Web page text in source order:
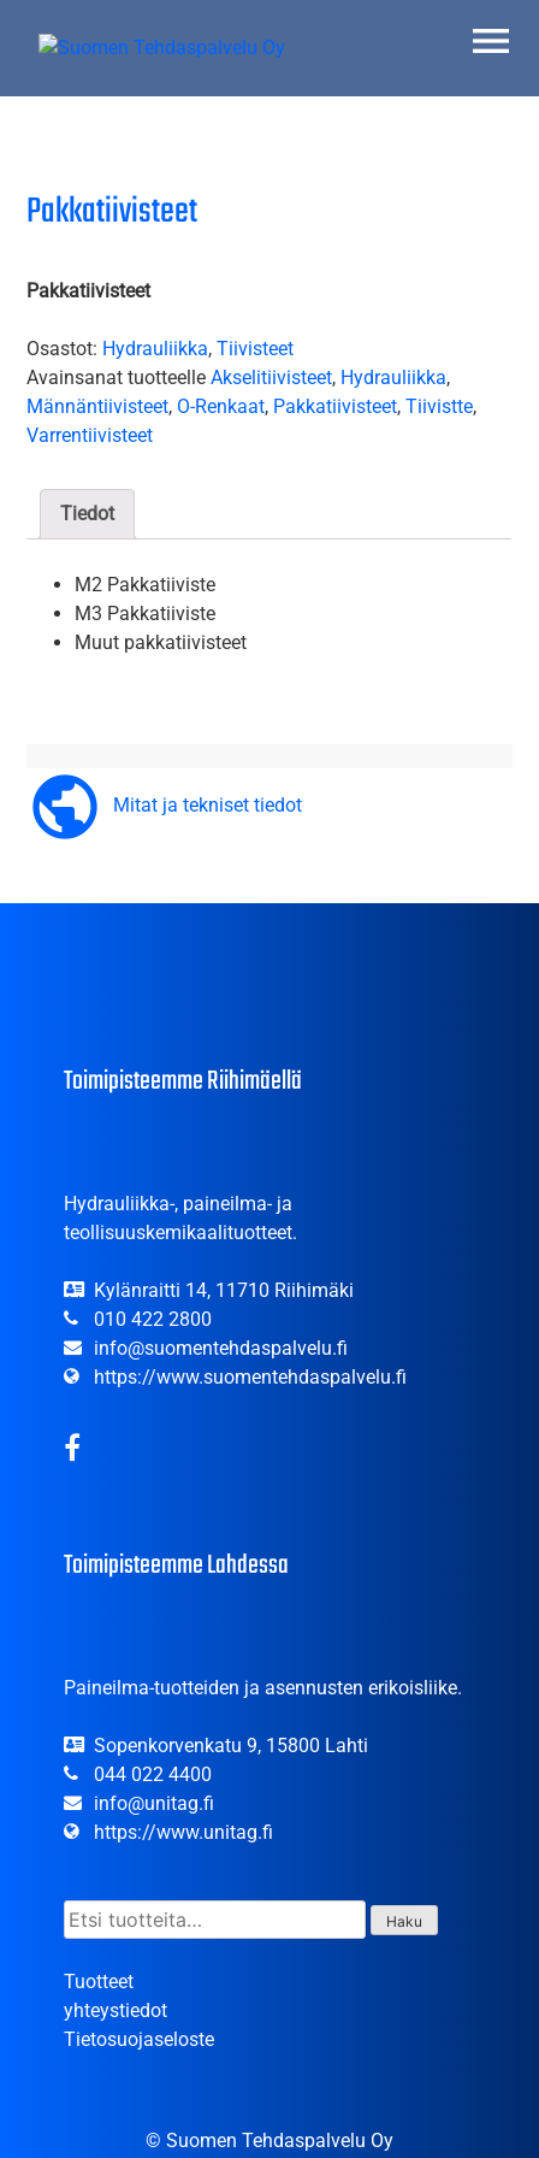
Pakkatiivisteet
Pakkatiivisteet
Osastot: Hydrauliikka,Tiivisteet
Avainsanat tuotteelleAkselitiivisteet, Hydrauliikka,
Männäntiivisteet, O-Renkaat, Pakkatiivisteet,Tiivistte,
Varrentiivisteet
Tiedot
M2 Pakkatiiviste
M3 Pakkatiiviste
Muut pakkatiivisteet
Mitat ja tekniset tiedot
Toimipisteemme Riihimäellä
Hydrauliikka-, paineilma- ja
teollisuuskemikaalituotteet.
Kylänraitti 14, 11710 Riihimäki
010 422 2800
info@suomentehdaspalvelu.fi
https://www.suomentehdaspalvelu.fi
Toimipisteemme Lahdessa
Paineilma-tuotteiden ja asennusten erikoisliike.
Sopenkorvenkatu 9, 15800 Lahti
044 022 4400
info@unitag.fi
https://www.unitag.fi
Etsi: Haku
Tuotteet
yhteystiedot
Tietosuojaseloste
© Suomen Tehdaspalvelu Oy